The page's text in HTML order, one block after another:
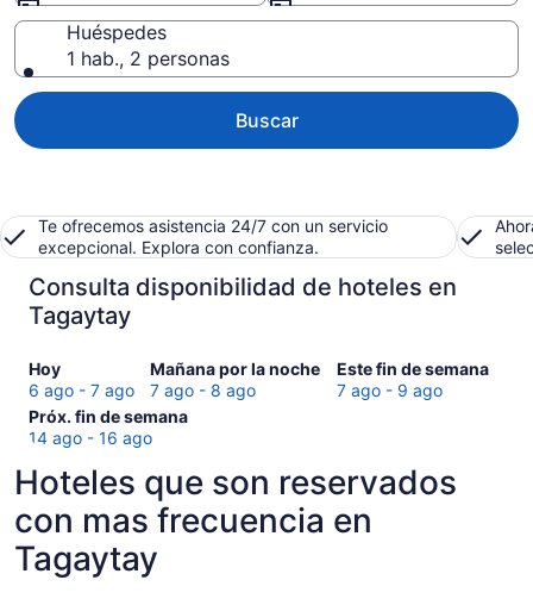
Huéspedes
1 hab., 2 personas
Buscar
Te ofrecemos asistencia 24/7 con un servicio
excepcional. Explora con confianza.
Consulta disponibilidad de hoteles en
Tagaytay
Hoy
Consultar
precios
en
Tagaytay
hoy,
ago
-
6 ago - 7 ago
Mañana por la noche
Consultar
precios
en
Tagaytay
mañana
por
la
noche,
7
7 ago - 8 ago
Este fin de semana
Consultar
precios
este
fin
de
7 ago - 9 ago
Próx. fin de semana
Consultar
precios
Tagaytay
para
el
próximo
fin
14 ago - 16 ago
Hoteles que son reservados
con mas frecuencia en
Tagaytay